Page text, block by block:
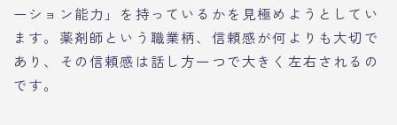
ーション能力」を持っているかを見極めようとしてい
ます。薬剤師という職業柄、信頼感が何よりも大切で
あり、その信頼感は話し方一つで大きく左右されるの
です。